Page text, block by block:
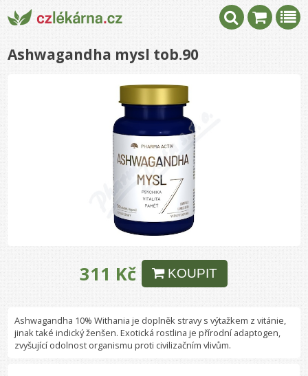
Ashwagandha mysl tob.90
311 Kč KOUPIT
Ashwagandha 10% Withania je doplněk stravy s výtažkem z vitánie,
jinak také indický ženšen. Exotická rostlina je přírodní adaptogen,
zvyšující odolnost organismu proti civilizačním vlivům.